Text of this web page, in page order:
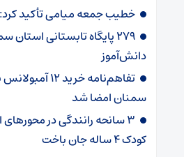
خطیب جمعه میامی تأکید کرد:
دانش‌آموز
تفاهم‌نامه خرید
سمنان امضا شد
۳ سانحه رانندگی در
کودک ۴ ساله جان باخت